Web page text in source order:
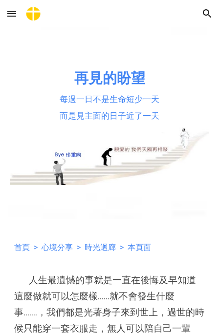
Skip to main content Skip to navigation
再見的盼望
每過一日不是生命短少一天
而是見主面的日子近了一天
首頁 >心境分享 > 時光迴廊 > 本頁面
人生最遺憾的事就是一直在後悔及早知道
這麼做就可以怎麼樣......就不會發生什麼
事....... ，我們都是光著身子來到世上，過世的時
候只能穿一套衣服走，無人可以陪自己一輩